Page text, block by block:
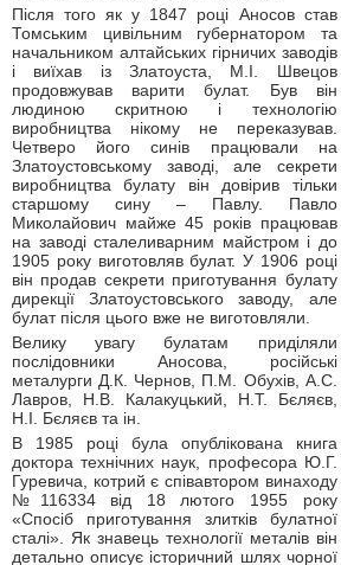
Після того як у 1847 році Аносов став
Томським цивільним губернатором та
начальником алтайських гірничих заводів
і виїхав із Златоуста, М.І. Швецов
продовжував варити булат. Був він
людиною скритною і технологію
виробництва нікому не переказував.
Четверо його синів працювали на
Златоустовському заводі, але секрети
виробництва булату він довірив тільки
старшому сину – Павлу. Павло
Миколайович майже 45 років працював
на заводі сталеливарним майстром і до
1905 року виготовляв булат. У 1906 році
він продав секрети приготування булату
дирекції Златоустовського заводу, але
булат після цього вже не виготовляли.
Велику увагу булатам приділяли
послідовники Аносова, російські
металурги Д.К. Чернов, П.М. Обухів, А.С.
Лавров, Н.В. Калакуцький, Н.Т. Бєляєв,
Н.І. Бєляєв та ін.
В 1985 році була опублікована книга
доктора технічних наук, професора Ю.Г.
Гуревича, котрий є співавтором винаходу
№116334 від 18 лютого 1955 року
«Спосіб приготування злитків булатної
сталі». Як знавець технології металів він
детально описує історичний шлях чорної